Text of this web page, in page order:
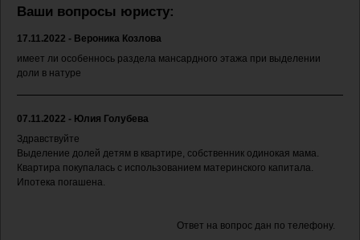
Ваши вопросы юристу:
17.11.2022 - Вероника Козлова
имеет ли особеннось раздела мансардного этажа при выделении
доли в натуре
07.11.2022 - Юлия Голубева
Здравствуйте
Выделение долей детям в квартире, собственник одинокая мама.
Квартира покупалась с использованием материнского капитала.
Ипотека погашена.
Ответ на вопрос дан по телефону.